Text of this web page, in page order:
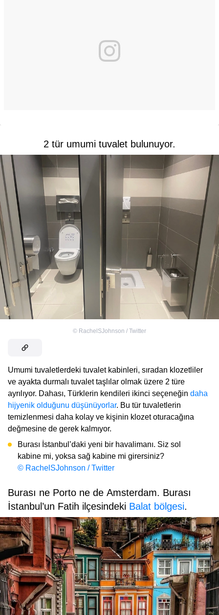
2 tür umumi tuvalet bulunuyor.
© RachelSJohnson / Twitter
Umumi tuvaletlerdeki tuvalet kabinleri, sıradan klozetliler
ve ayakta durmalı tuvalet taşlılar olmak üzere 2 türe
ayrılıyor. Dahası, Türklerin kendileri ikinci seçeneğin daha
hijyenik olduğunu düşünüyorlar. Bu tür tuvaletlerin
temizlenmesi daha kolay ve kişinin klozet oturacağına
değmesine de gerek kalmıyor.
Burası İstanbul’daki yeni bir havalimanı. Siz sol
kabine mi, yoksa sağ kabine mi girersiniz?
© RachelSJohnson / Twitter
Burası ne Porto ne de Amsterdam. Burası
İstanbul’un Fatih ilçesindeki Balat bölgesi.